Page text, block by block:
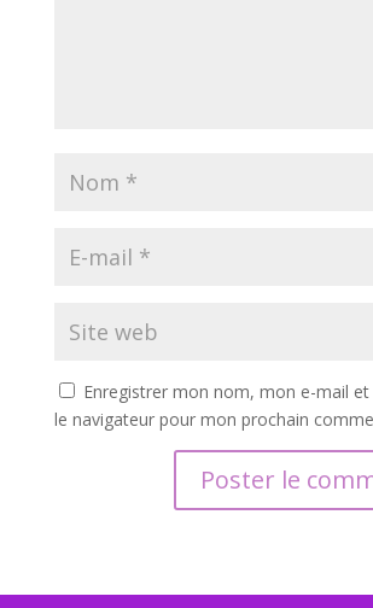
Enregistrer mon nom, mon e-mail
le navigateur pour mon prochain